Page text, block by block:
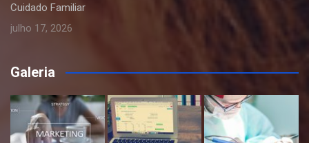
Cuidado Familiar
julho 17, 2026
Galeria